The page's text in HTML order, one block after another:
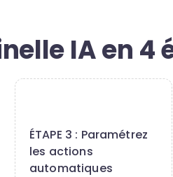
IA en 4
ÉTAPE 3 : Paramétrez
les actions
automatiques